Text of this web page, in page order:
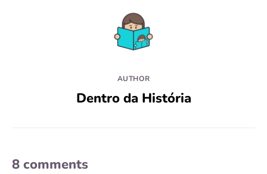
AUTHOR
Dentro da História
8 comments